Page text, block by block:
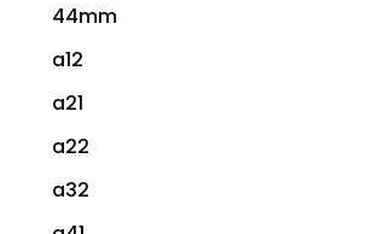
44mm
a12
a21
a22
a32